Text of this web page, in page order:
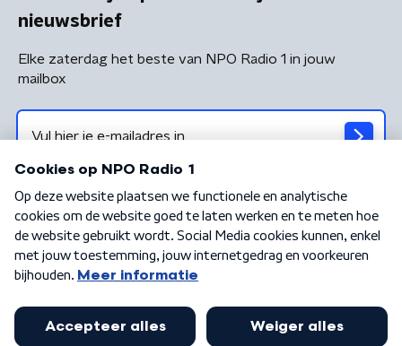
nieuwsbrief
Elke zaterdag het beste van NPO Radio 1 in jouw
mailbox
Algemene voorwaarden